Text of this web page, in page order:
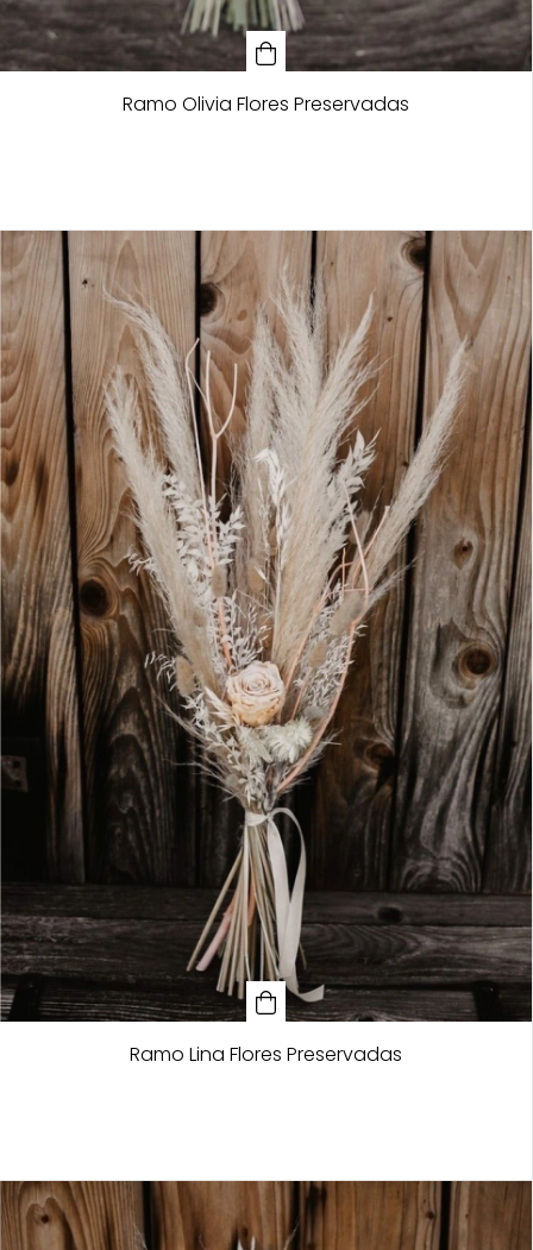
Ramo Olivia Flores Preservadas
Ramo Lina Flores Preservadas